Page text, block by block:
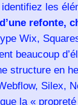
les
refonte,
Wix,
beaucoup
structure en
Silex,
la «